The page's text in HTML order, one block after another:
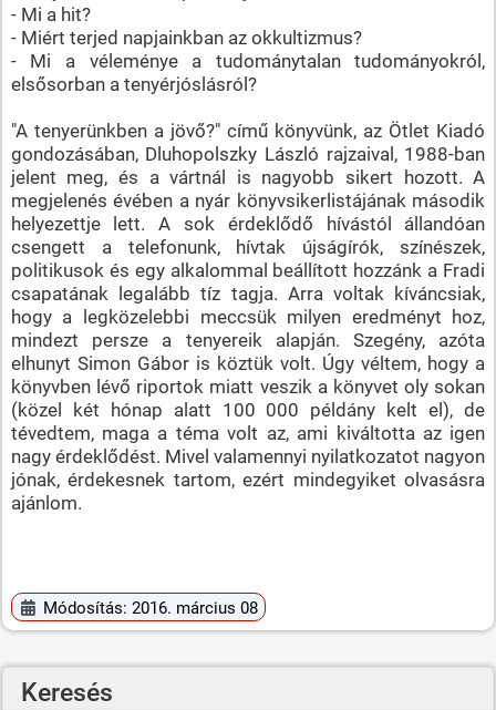
- Mi a hit?
- Miért terjed napjainkban az okkultizmus?
- Mi a véleménye a tudománytalan tudományokról,
elsősorban a tenyérjóslásról?
"A tenyerünkben a jövő?" című könyvünk, az Ötlet Kiadó
gondozásában, Dluhopolszky László rajzaival, 1988-ban
jelent meg, és a vártnál is nagyobb sikert hozott. A
megjelenés évében a nyár könyvsikerlistájának második
helyezettje lett. A sok érdeklődő hívástól állandóan
csengett a telefonunk, hívtak újságírók, színészek,
politikusok és egy alkalommal beállított hozzánk a Fradi
csapatának legalább tíz tagja. Arra voltak kíváncsiak,
hogy a legközelebbi meccsük milyen eredményt hoz,
mindezt persze a tenyereik alapján. Szegény, azóta
elhunyt Simon Gábor is köztük volt. Úgy véltem, hogy a
könyvben lévő riportok miatt veszik a könyvet oly sokan
(közel két hónap alatt 100 000 példány kelt el), de
tévedtem, maga a téma volt az, ami kiváltotta az igen
nagy érdeklődést. Mivel valamennyi nyilatkozatot nagyon
jónak, érdekesnek tartom, ezért mindegyiket olvasásra
ajánlom.
Módosítás: 2016. március 08
Keresés